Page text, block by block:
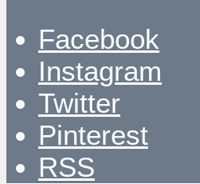
Facebook
Instagram
Twitter
Pinterest
RSS